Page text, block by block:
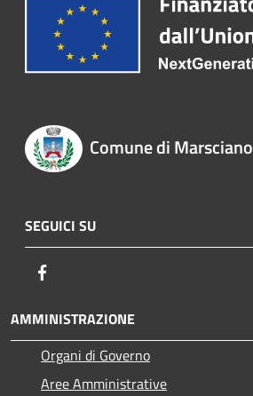
Comune di Marsciano
SEGUICI SU
AMMINISTRAZIONE
Organi di Governo
Aree Amministrative